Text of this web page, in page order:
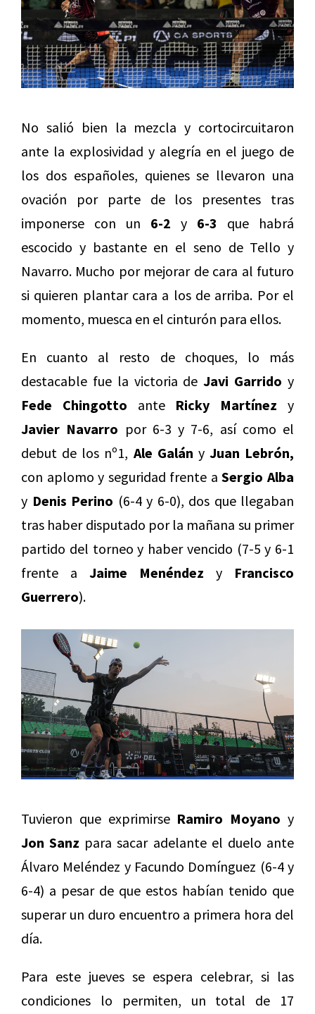
No salió bien la mezcla y cortocircuitaron
ante la explosividad y alegría en el juego de
los dos españoles, quienes se llevaron una
ovación por parte de los presentes tras
imponerse con un 6-2 y 6-3 que habrá
escocido y bastante en el seno de Tello y
Navarro. Mucho por mejorar de cara al futuro
si quieren plantar cara a los de arriba. Por el
momento, muesca en el cinturón para ellos.
En cuanto al resto de choques, lo más
destacable fue la victoria deJavi Garrido y
Fede Chingotto ante Ricky Martínez y
Javier Navarro por 6-3 y 7-6, así como el
debut de los nº1, Ale Galán y Juan Lebrón,
con aplomo y seguridad frente aSergio Alba
y Denis Perino (6-4 y 6-0), dos que llegaban
tras haber disputado por la mañana su primer
partido del torneo y haber vencido (7-5 y 6-1
frente a Jaime Menéndez y Francisco
Guerrero).
Tuvieron que exprimirse Ramiro Moyano y
Jon Sanz para sacar adelante el duelo ante
Álvaro Meléndez y Facundo Domínguez (6-4 y
6-4) a pesar de que estos habían tenido que
superar un duro encuentro a primera hora del
día.
Para este jueves se espera celebrar, si las
condiciones lo permiten, un total de 17